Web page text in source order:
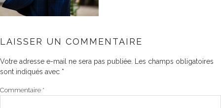
LAISSER UN COMMENTAIRE
Votre adresse e-mail ne sera pas publiée.
Les champs obligatoires
sont indiqués avec *
Commentaire *